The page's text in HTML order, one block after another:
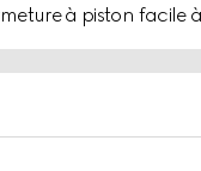
à piston facile
de la Maison.